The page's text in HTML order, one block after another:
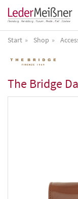
Start Shop
The Bridge